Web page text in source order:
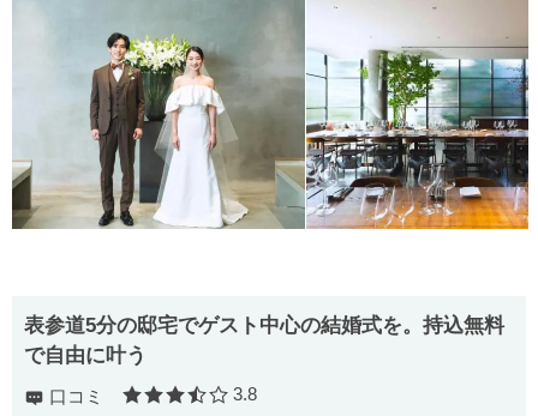
表参道5分の邸宅でゲスト中心の結婚式を。持込無料
で自由に叶う
口コミ 口コミ評価
3.8